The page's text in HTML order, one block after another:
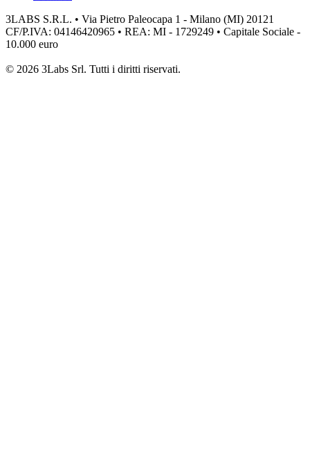
3LABS S.R.L. • Via Pietro Paleocapa 1 - Milano (MI) 20121
CF/P.IVA: 04146420965 • REA: MI - 1729249 • Capitale Sociale -
10.000 euro
© 2026 3Labs Srl. Tutti i diritti riservati.